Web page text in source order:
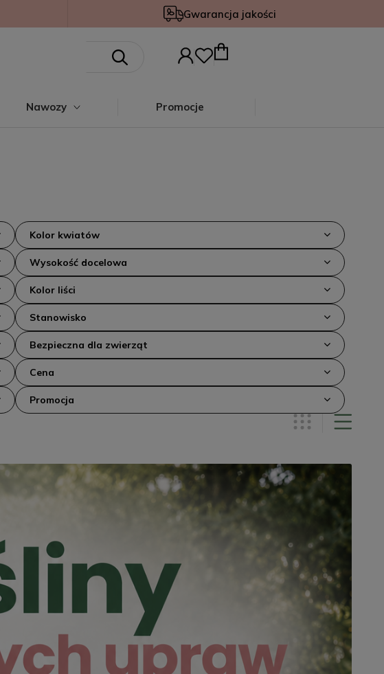
Gwarancja jakości
Nawozy Promocje
Kolor kwiatów
Wysokość docelowa
Kolor liści
Stanowisko
Bezpieczna dla zwierząt
Cena
Promocja